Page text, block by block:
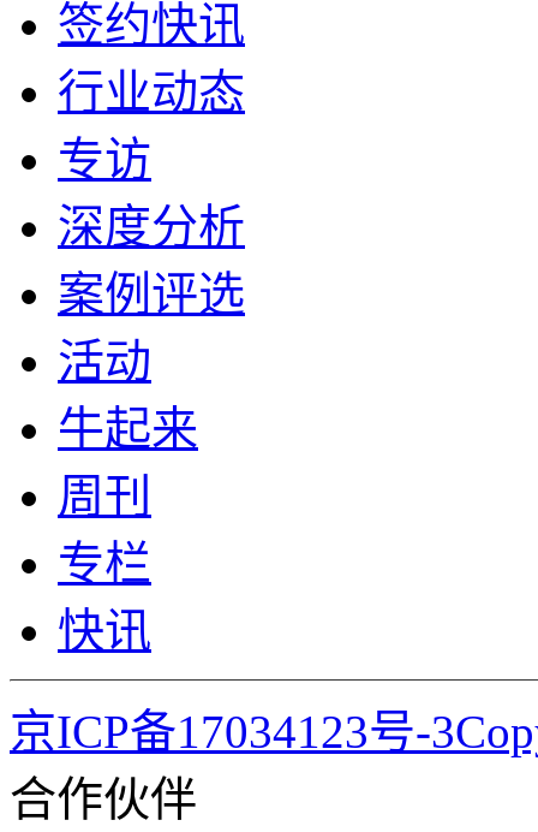
签约快讯
行业动态
专访
深度分析
案例评选
活动
牛起来
周刊
专栏
快讯
京ICP备17034123号-
合作伙伴